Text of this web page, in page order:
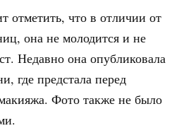
отметить, что в отличии от
она не молодится и не
Недавно она опубликовала
где предстала перед
Фото также не было